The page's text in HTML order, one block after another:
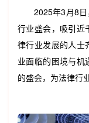
2025年3月8
行业盛会，吸引近
律行业发展的人士
业面临的困境与机
的盛会，为法律行